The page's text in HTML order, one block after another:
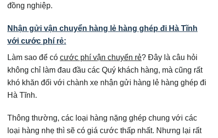
đồng nghiệp.
Nhận gửi vận chuyển hàng lẻ hàng ghép đi Hà Tĩnh
với cước phí rẻ:
Làm sao để có cước phí vận chuyển rẻ? Đây là câu hỏi
không chỉ làm đau đầu các Quý khách hàng, mà cũng rất
khó khăn đối với chành xe nhận gửi hàng lẻ hàng ghép đi
Hà Tĩnh.
Thông thường, các loại hàng nặng ghép chung với các
loại hàng nhẹ thì sẽ có giá cước thấp nhất. Nhưng lại rất